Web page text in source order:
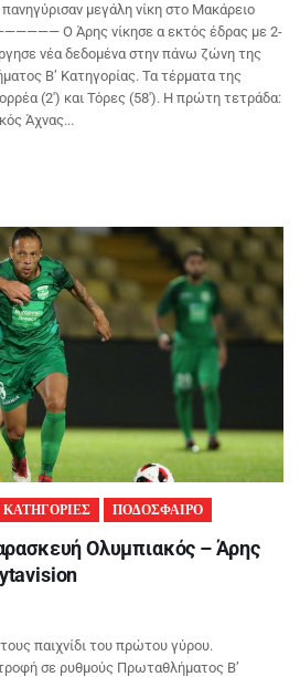
μεγάλη νίκη στο Μακάρειο
Ο Άρης νίκησε α εκτός έδρας με 2-
νέα δεδομένα στην πάνω ζώνη της
Β’ Κατηγορίας. Τα τέρματα της
(2′) και Τόρες (58′). Η πρώτη τετράδα:
Άχνας...
ΠΟΔΟΣΦΑΙΡΟ
Ολυμπιακός – Άρης
παιχνίδι του πρώτου γύρου.
σε ρυθμούς Πρωταθλήματος Β’